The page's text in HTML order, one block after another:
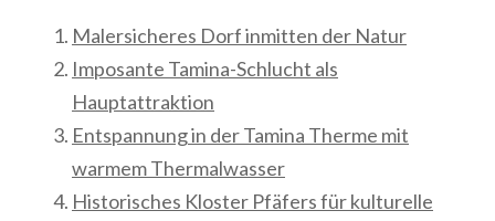
Malersicheres Dorf inmitten der Natur
Imposante Tamina-Schlucht als
Hauptattraktion
Entspannung in der Tamina Therme mit
warmem Thermalwasser
Historisches Kloster Pfäfers für kulturelle